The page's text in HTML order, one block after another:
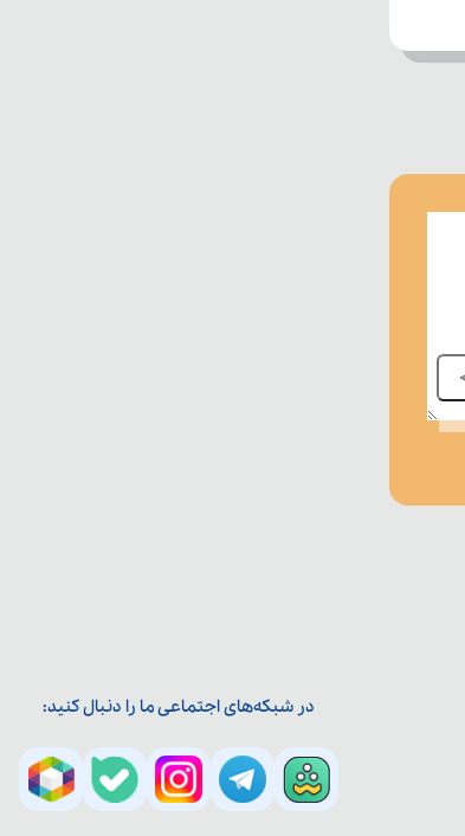
در شبکه‌های اجتماعی ما را دنبال کنید: